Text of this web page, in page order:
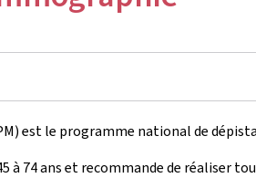
est le programme national de
à 74 ans et recommande de réaliser